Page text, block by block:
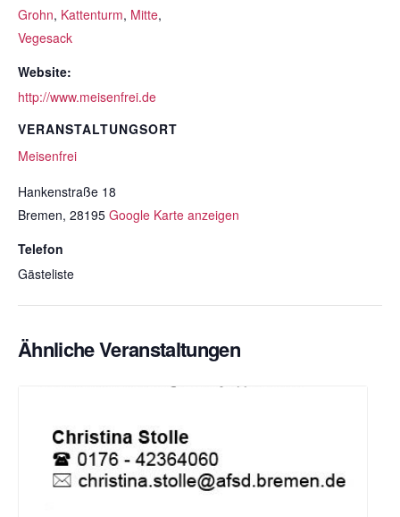
Grohn, Kattenturm, Mitte,
Vegesack
Website:
http://www.meisenfrei.de
VERANSTALTUNGSORT
Meisenfrei
Hankenstraße 18
Bremen, 28195 Google Karte anzeigen
Telefon
Gästeliste
Ähnliche Veranstaltungen